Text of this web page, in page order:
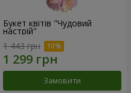
Букет квітів "Чудовий
настрій"
1 443 грн
Замовити